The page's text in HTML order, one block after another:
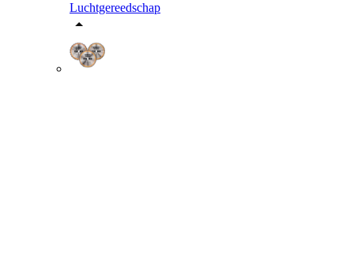
Luchtgereedschap